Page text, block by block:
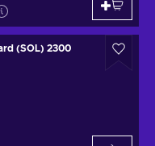
(SOL) 2300